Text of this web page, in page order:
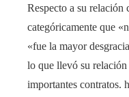
Respecto a su
categóricamente que
«fue la mayor
lo que llevó su
importantes contratos.